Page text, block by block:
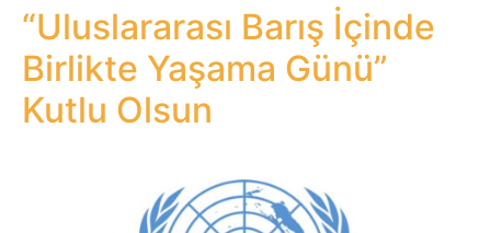
“Uluslararası Barış İçinde
Birlikte Yaşama Günü”
Kutlu Olsun